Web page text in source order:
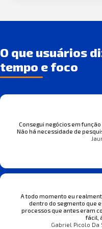
O que usuários
tempo e foco
Consegui negócios em
Não há necessidade de
A todo momento eu
dentro do segmento que
processos que antes eram
fácil,
Gabriel Picolo